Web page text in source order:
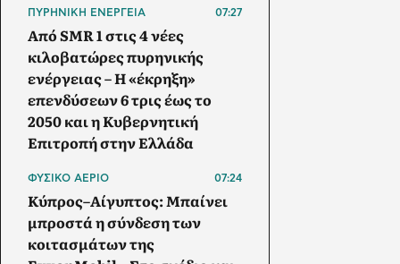
ΠΥΡΗΝΙΚΗ ΕΝΕΡΓΕΙΑ 07:27
Από SMR 1 στις 4 νέες
κιλοβατώρες πυρηνικής
ενέργειας – Η «έκρηξη»
επενδύσεων 6 τρις έως το
2050 και η Κυβερνητική
Επιτροπή στην Ελλάδα
ΦΥΣΙΚΟ ΑΕΡΙΟ 07:24
Κύπρος–Αίγυπτος: Μπαίνει
μπροστά η σύνδεση των
κοιτασμάτων της